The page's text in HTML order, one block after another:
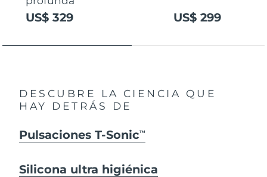
US$ 329 US$ 299
DESCUBRE LA CIENCIA QUE
HAY DETRÁS DE
Pulsaciones T-SonicTM
Silicona ultra higiénica